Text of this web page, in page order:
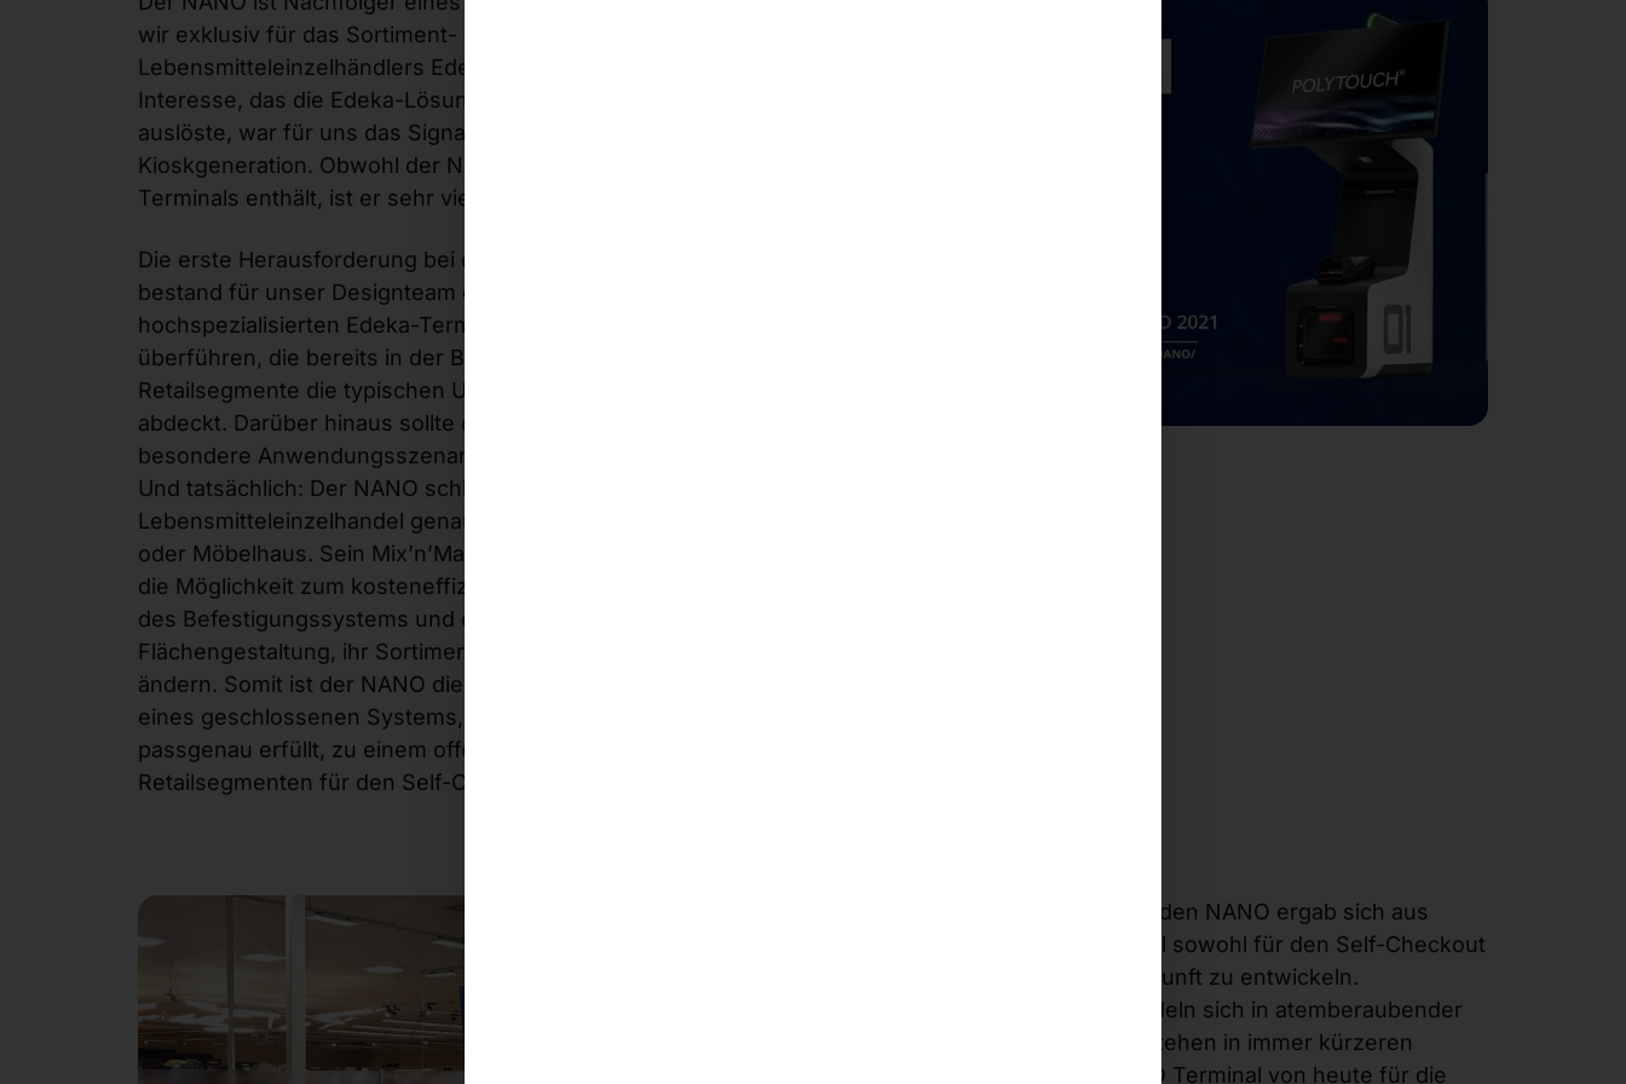
wir exklusiv für das Sortiment- und Ladenkonzept des
Lebensmitteleinzelhändlers Edeka geschaffen haben. Das
Interesse, das die Edeka-Lösung in der Retail-Branche
auslöste, war für uns das Signal zur Entwicklung der nächsten
Kioskgeneration. Obwohl der NANO alle Vorzüge des Edeka-
Terminals enthält, ist er sehr viel mehr als nur ein Update.
Die erste Herausforderung bei der Konzeption des NANO
bestand für unser Designteam darin, die Vorteile des
hochspezialisierten Edeka-Terminals in eine Lösung zu
überführen, die bereits in der Basiskonfiguration für mehrere
Retailsegmente die typischen Use Cases beim Self-Checkout
abdeckt. Darüber hinaus sollte das neue Terminal an
besondere Anwendungsszenarien einfach zu adaptieren sein.
Und tatsächlich: Der NANO schlägt sich beim Self-Checkout im
Lebensmitteleinzelhandel genauso bravourös wie im Baumarkt
oder Möbelhaus. Sein Mix’n’Match‑Konzept eröffnet Betreibern
die Möglichkeit zum kosteneffizienten Um- und Nachrüsten
des Befestigungssystems und der Peripheriemodule, falls ihre
Flächengestaltung, ihr Sortiment oder ihr Paymentangebot sich
ändern. Somit ist der NANO die erfolgreiche Weiterentwicklung
eines geschlossenen Systems, das ein Anforderungsprofil
passgenau erfüllt, zu einem offenen, das sich in verschiedenen
Retailsegmenten für den Self-Checkout einsetzen lässt.
Die zweite Herausforderung an den NANO ergab sich aus
unserem Anspruch, ein Terminal sowohl für den Self-Checkout
der Gegenwart als auch der Zukunft zu entwickeln.
Bestehende Technologien wandeln sich in atemberaubender
Geschwindigkeit und neue entstehen in immer kürzeren
Abständen. Deshalb hat ein SCO Terminal von heute für die